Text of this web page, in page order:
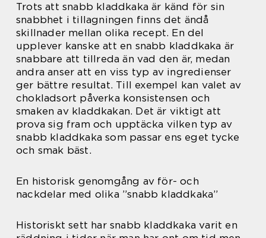
Trots att snabb kladdkaka är känd för sin
snabbhet i tillagningen finns det ändå
skillnader mellan olika recept. En del
upplever kanske att en snabb kladdkaka är
snabbare att tillreda än vad den är, medan
andra anser att en viss typ av ingredienser
ger bättre resultat. Till exempel kan valet av
chokladsort påverka konsistensen och
smaken av kladdkakan. Det är viktigt att
prova sig fram och upptäcka vilken typ av
snabb kladdkaka som passar ens eget tycke
och smak bäst.
En historisk genomgång av för- och
nackdelar med olika ”snabb kladdkaka”
Historiskt sett har snabb kladdkaka varit en